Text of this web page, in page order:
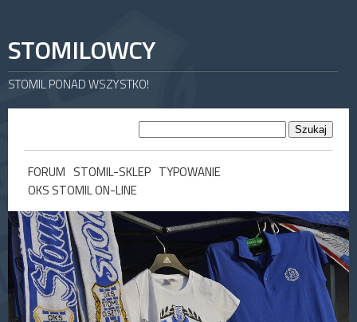
STOMILOWCY
STOMIL PONAD WSZYSTKO!
FORUM STOMIL-SKLEP TYPOWANIE
OKS STOMIL ON-LINE